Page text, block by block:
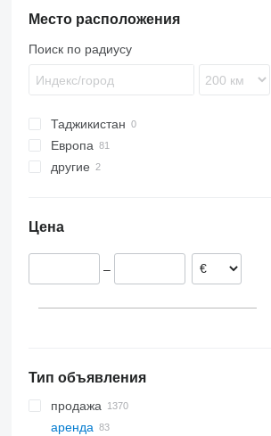
Место расположения
Поиск по радиусу
Таджикистан
Европа
Германия
Австрия
Испания
другие
Цена
–
Тип объявления
продажа
аренда